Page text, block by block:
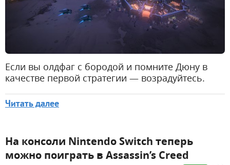
Если вы олдфаг с бородой и помните Дюну в
качестве первой стратегии — возрадуйтесь.
Читать далее
На консоли Nintendo Switch теперь
можно поиграть в Assassin’s Creed